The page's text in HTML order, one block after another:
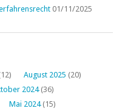
01/11/2025
August 2025 (20)
2024(36)
Mai 2024(15)